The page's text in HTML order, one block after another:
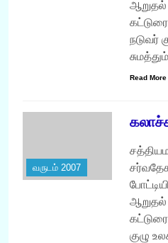
ஆறுதல்
நடுவர்
Read More
வருடம் 2007
ஆறுதல்
குழு